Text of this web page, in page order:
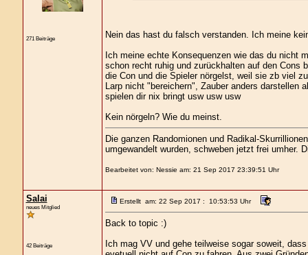
271 Beiträge
Nein das hast du falsch verstanden. Ich meine
Ich meine echte Konsequenzen wie das du nicht
schon recht ruhig und zurückhalten auf den Cons
die Con und die Spieler nörgelst, weil sie zb viel
Larp nicht "bereichern", Zauber anders darstellen
spielen dir nix bringt usw usw usw
Kein nörgeln? Wie du meinst.
Die ganzen Randomionen und Radikal-
umgewandelt wurden, schweben jetzt frei umher.
Bearbeitet von: Nessie am: 21 Sep 2017 23:39:51 Uhr
Salai
neues Mitglied
42 Beiträge
Erstellt am: 22 Sep 2017 : 10:53:53 Uhr
Back to topic :)
Ich mag VV und gehe teilweise sogar soweit,